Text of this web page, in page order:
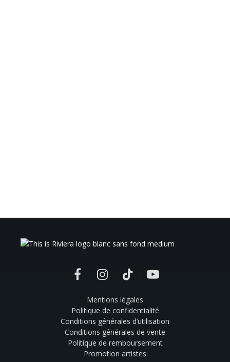
FacebookInstagramTikTok YouTube
Mentions légales
Politique de confidentialité
Conditions générales d’utilisation
Conditions générales de vente
Politique de remboursement
Promotion artistes